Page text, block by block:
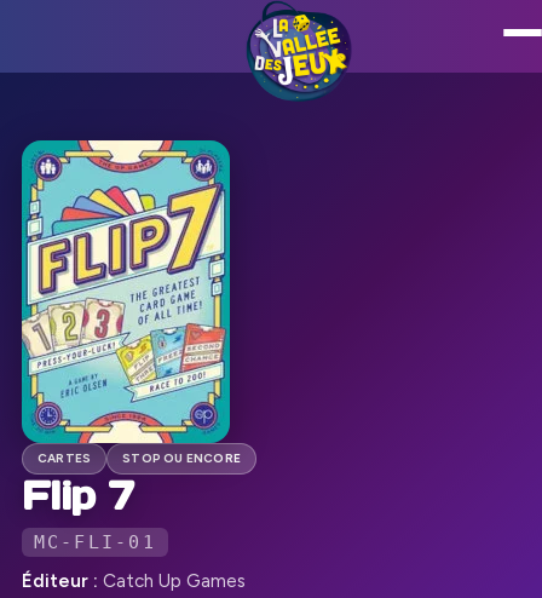
CARTES STOP OU ENCORE
Flip 7
MC-FLI-01
Éditeur : Catch Up Games